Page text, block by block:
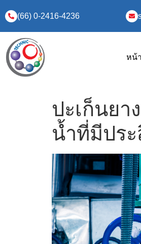
(66) 0-2416-4236
หน้
ปะเก็นย
น้ำที่มีปร